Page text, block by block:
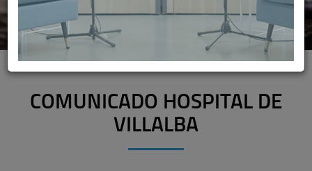
COMUNICADO HOSPITAL DE
VILLALBA